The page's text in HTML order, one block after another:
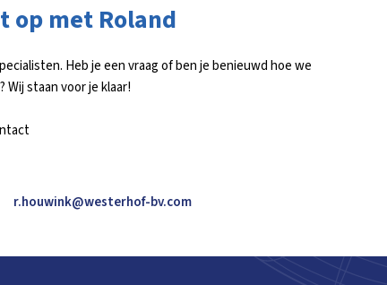
op met Roland
Heb je een vraag of ben je benieuwd hoe we
Wij staan voor je klaar!
r.houwink@westerhof-bv.com